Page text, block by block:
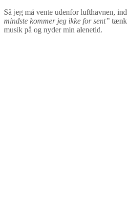
Så jeg må vente udenfor lufthavnen,
mindste kommer jeg ikke for sent”
musik på og nyder min alenetid.